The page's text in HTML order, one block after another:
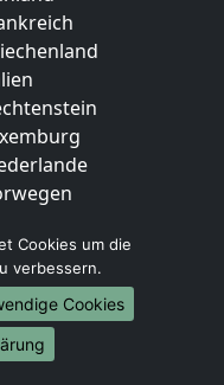
Cookies um die
verbessern.
Cookies